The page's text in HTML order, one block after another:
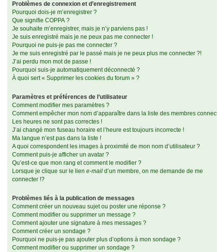
Problèmes de connexion et d’enregistrement
Pourquoi dois-je m’enregistrer ?
Que signifie COPPA ?
Je souhaite m’enregistrer, mais je n’y parviens pas !
Je suis enregistré mais je ne peux pas me connecter !
Pourquoi ne puis-je pas me connecter ?
Je me suis enregistré par le passé mais je ne peux plus me connecter ?!
J’ai perdu mon mot de passe !
Pourquoi suis-je automatiquement déconnecté ?
À quoi sert « Supprimer les cookies du forum » ?
Paramètres et préférences de l’utilisateur
Comment modifier mes paramètres ?
Comment empêcher mon nom d’apparaître dans la liste des membres
Les heures ne sont pas correctes !
J’ai changé mon fuseau horaire et l’heure est toujours incorrecte !
Ma langue n’est pas dans la liste !
A quoi correspondent les images à proximité de mon nom d’utilisateur ?
Comment puis-je afficher un avatar ?
Qu’est-ce que mon rang et comment le modifier ?
Lorsque je clique sur le lien e-mail d’un membre, on me demande de me
connecter !?
Problèmes liés à la publication de messages
Comment créer un nouveau sujet ou poster une réponse ?
Comment modifier ou supprimer un message ?
Comment ajouter une signature à mes messages ?
Comment créer un sondage ?
Pourquoi ne puis-je pas ajouter plus d’options à mon sondage ?
Comment modifier ou supprimer un sondage ?